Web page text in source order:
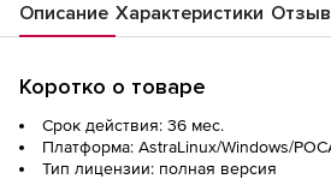
Описание Характеристики
Коротко о товаре
Срок действия: 36 мес.
Платформа: AstraLinux/Windows/
Тип лицензии: полная версия